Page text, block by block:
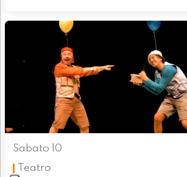
Sabato 10
Teatro